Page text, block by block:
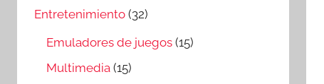
Entretenimiento (32)
Emuladores de juegos (15)
Multimedia (15)